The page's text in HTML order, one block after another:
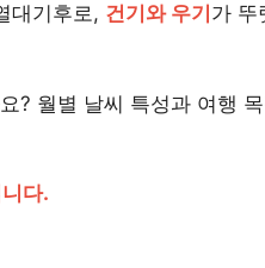
대기후로, 건기와 우기 가 뚜
? 월별 날씨 특성과 여행
다.